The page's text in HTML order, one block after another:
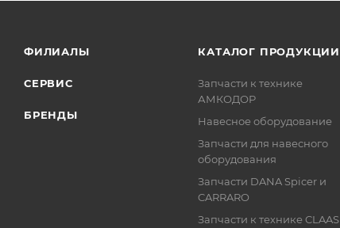
ФИЛИАЛЫ
СЕРВИС
БРЕНДЫ
КАТАЛОГ ПРОДУКЦИИ
Запчасти к технике
АМКОДОР
Навесное оборудование
Запчасти для навесного
оборудования
Запчасти DANA Spicer и
CARRARO
Запчасти к технике CLAAS